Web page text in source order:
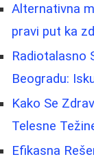
Alternativna
pravi put ka
Radiotalasno
Beogradu:
Kako Se
Telesne
Efikasna